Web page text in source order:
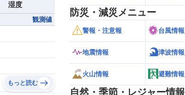
湿度
観測値
もっと読む
防災・減災メニュー
警報・注意報 台風情報
地震情報 津波情報
火山情報 避難情報
自然・季節・レジャー情報